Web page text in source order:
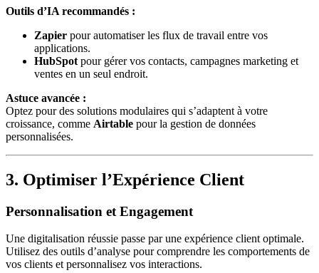
Outils d’IA recommandés :
Zapier pour automatiser les flux de travail entre vos
applications.
HubSpot pour gérer vos contacts, campagnes marketing et
ventes en un seul endroit.
Astuce avancée :
Optez pour des solutions modulaires qui s’adaptent à votre
croissance, comme Airtable pour la gestion de données
personnalisées.
3. Optimiser l’Expérience Client
Personnalisation et Engagement
Une digitalisation réussie passe par une expérience client optimale.
Utilisez des outils d’analyse pour comprendre les comportements de
vos clients et personnalisez vos interactions.